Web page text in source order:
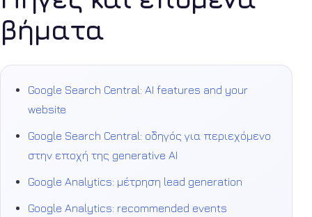
βήματα
Google Search Central: AI features and your
website
Google Search Central: οδηγός για περιεχόμενο
στην εποχή της generative AI
Google Analytics: μέτρηση lead generation
Google Analytics: recommended events